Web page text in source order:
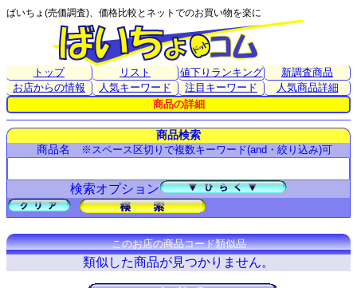
ばいちょ(売価調査)、価格比較とネットでのお買い物を楽に
トップ リスト 値下りランキング
新調査商品
お店からの情報
人気キーワード 注目キーワード
人気商品詳細
商品の詳細
商品検索
商品名
※スペース区切りで複数キーワード(and・絞り込み)可
検索オプション
このお店の商品コード類似品
類似した商品が見つかりません。